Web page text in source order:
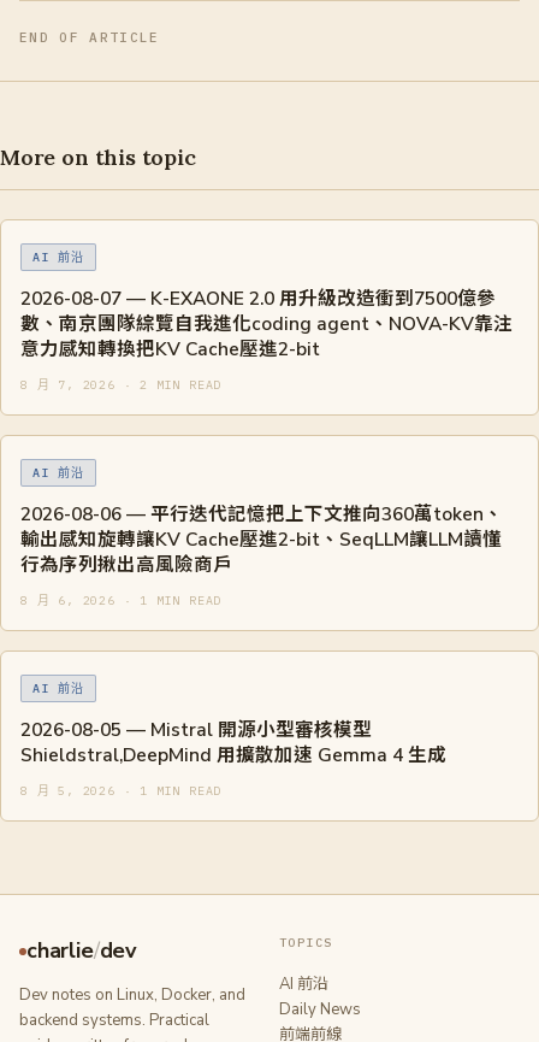
END OF ARTICLE
More on this topic
AI 前沿
2026-08-07 — K-EXAONE 2.0 用升級改造衝到7500億參
數、南京團隊綜覽自我進化coding agent、NOVA-KV靠注
意力感知轉換把KV Cache壓進2-bit
8 月 7, 2026 · 2 MIN READ
AI 前沿
2026-08-06 — 平行迭代記憶把上下文推向360萬token、
輸出感知旋轉讓KV Cache壓進2-bit、SeqLLM讓LLM讀懂
行為序列揪出高風險商戶
8 月 6, 2026 · 1 MIN READ
AI 前沿
2026-08-05 — Mistral 開源小型審核模型
Shieldstral,DeepMind 用擴散加速 Gemma 4 生成
8 月 5, 2026 · 1 MIN READ
charlie/dev
Dev notes on Linux, Docker, and
backend systems. Practical
TOPICS
AI 前沿
Daily News
前端前線